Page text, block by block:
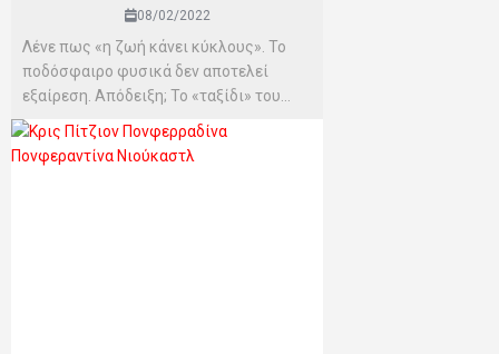
08/02/2022
Λένε πως «η ζωή κάνει κύκλους». Το
ποδόσφαιρο φυσικά δεν αποτελεί
εξαίρεση. Απόδειξη; Το «ταξίδι» του...